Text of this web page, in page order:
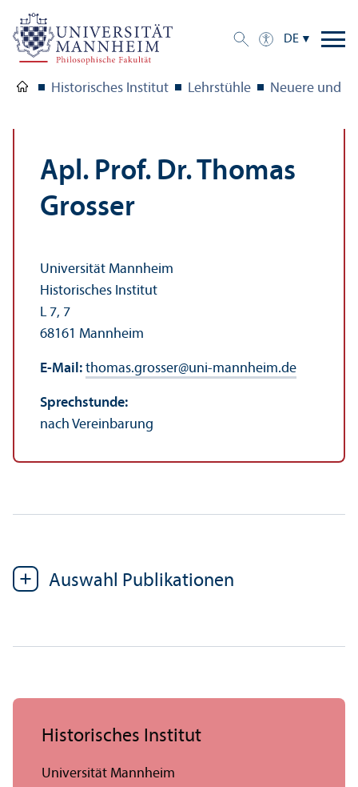
DE
Historisches Institut Lehr­stühle Neuere und
Apl. Prof. Dr. Thomas
Grosser
Universität Mannheim
Historisches Institut
L 7, 7
68161 Mannheim
E-Mail: thomas.grosser@uni-mannheim.de
Sprechstunde:
nach Vereinbarung
Auswahl Publikationen
Historisches Institut
Universität Mannheim